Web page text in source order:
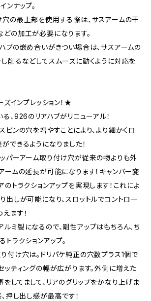
ナップ。
の最上部を使用する際は、サスアームの干
の加工が必要になります。
ブの嵌め合いがきつい場合は、サスアームの
削るなどしてスムーズに動くように対応を
インプレッション！★
、926のリアハブがリニューアル！
ピンの穴を増やすことにより、より細かくロ
できるようになりました！
パーアーム取り付け穴が従来の物よりも外
ームの延長が可能になります！キャンバー変
のトラクションアップを実現します！これによ
出しが可能になり、スロットルでコントロー
ます！
ミ製になるので、剛性アップはもちろん、ち
トラクションアップ。
付け穴は。ドリパケ純正の穴数プラス1個で
ッティングの幅が広がります。外側に増えた
してまして、リアのグリップをかなり上げま
、押し出し感が最高です！